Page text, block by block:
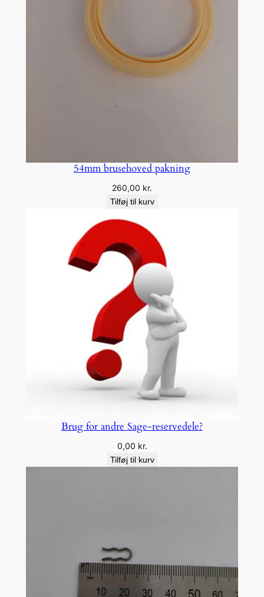
54mm brusehoved pakning
260,00 kr.
Tilføj til kurv
Brug for andre Sage-reservedele?
0,00 kr.
Tilføj til kurv